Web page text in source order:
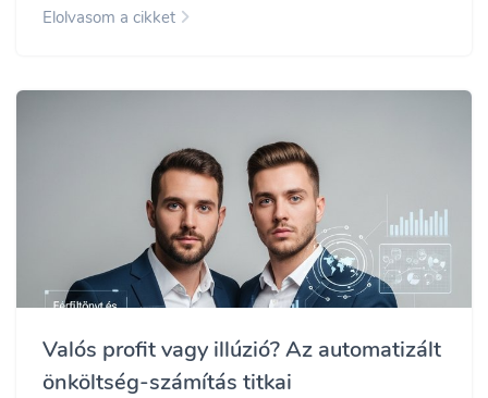
Elolvasom a cikket
Valós profit vagy illúzió? Az automatizált
önköltség-számítás titkai